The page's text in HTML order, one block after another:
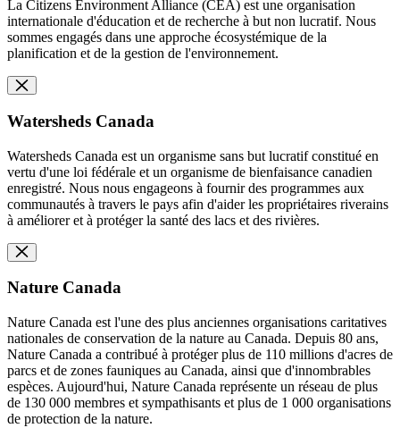
La Citizens Environment Alliance (CEA) est une organisation
internationale d'éducation et de recherche à but non lucratif. Nous
sommes engagés dans une approche écosystémique de la
planification et de la gestion de l'environnement.
Watersheds Canada
Watersheds Canada est un organisme sans but lucratif constitué en
vertu d'une loi fédérale et un organisme de bienfaisance canadien
enregistré. Nous nous engageons à fournir des programmes aux
communautés à travers le pays afin d'aider les propriétaires riverains
à améliorer et à protéger la santé des lacs et des rivières.
Nature Canada
Nature Canada est l'une des plus anciennes organisations caritatives
nationales de conservation de la nature au Canada. Depuis 80 ans,
Nature Canada a contribué à protéger plus de 110 millions d'acres de
parcs et de zones fauniques au Canada, ainsi que d'innombrables
espèces. Aujourd'hui, Nature Canada représente un réseau de plus
de 130 000 membres et sympathisants et plus de 1 000 organisations
de protection de la nature.